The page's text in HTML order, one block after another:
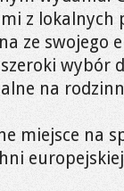
z lokalnych
ze swojego
wybór
na
miejsce na